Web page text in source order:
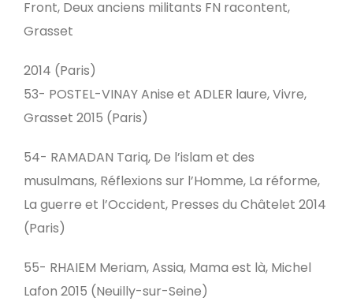
Front, Deux anciens militants FN racontent,
Grasset
2014 (Paris)
53- POSTEL-VINAY Anise et ADLER laure, Vivre,
Grasset 2015 (Paris)
54- RAMADAN Tariq, De l’islam et des
musulmans, Réflexions sur l’Homme, La réforme,
La guerre et l’Occident, Presses du Châtelet 2014
(Paris)
55- RHAIEM Meriam, Assia, Mama est là, Michel
Lafon 2015 (Neuilly-sur-Seine)